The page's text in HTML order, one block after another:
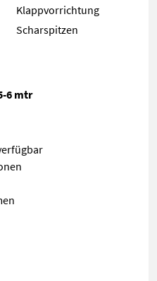
Klappvorrichtung
Scharspitzen
6 mtr